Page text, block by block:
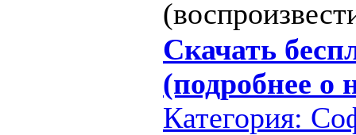
Скачать
(подробнее о
Категория: